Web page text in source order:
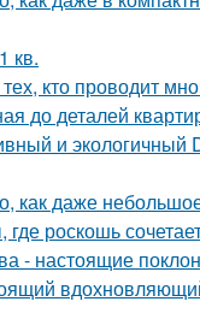
кв.
кто проводит
до деталей
и экологичный
как даже
роскошь
- настоящие